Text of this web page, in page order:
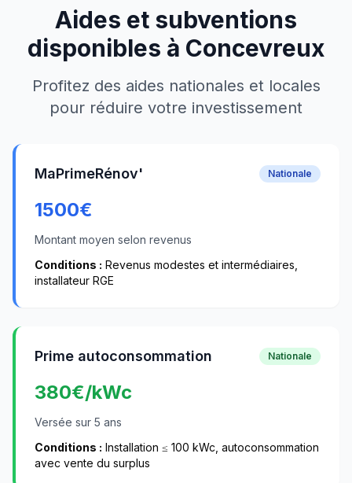
Aides et subventions
disponibles à Concevreux
Profitez des aides nationales et locales
pour réduire votre investissement
MaPrimeRénov' Nationale
1500€
Montant moyen selon revenus
Conditions : Revenus modestes et intermédiaires,
installateur RGE
Prime autoconsommation Nationale
380€/kWc
Versée sur 5 ans
Conditions : Installation ≤ 100 kWc, autoconsommation
avec vente du surplus